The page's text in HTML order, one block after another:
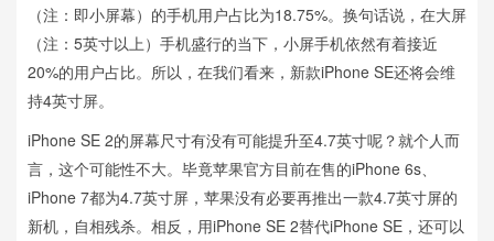
（注：即小屏幕）的手机用户占比为18.75%。换句话说，在大屏
（注：5英寸以上）手机盛行的当下，小屏手机依然有着接近
20%的用户占比。所以，在我们看来，新款iPhone SE还将会维
持4英寸屏。
iPhone SE 2的屏幕尺寸有没有可能提升至4.7英寸呢？就个人而
言，这个可能性不大。毕竟苹果官方目前在售的iPhone 6s、
iPhone 7都为4.7英寸屏，苹果没有必要再推出一款4.7英寸屏的
新机，自相残杀。相反，用iPhone SE 2替代iPhone SE，还可以